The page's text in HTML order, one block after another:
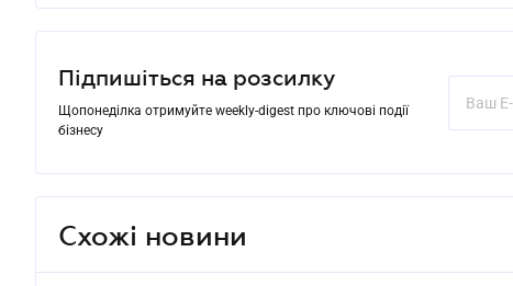
Підпишіться на розсилку
Щопонеділка отримуйте weekly-digest про ключові події
бізнесу
Схожі новини